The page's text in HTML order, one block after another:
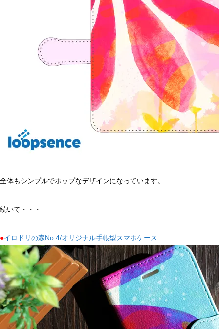
全体もシンプルでポップなデザインになっています。
続いて・・・
●イロドリの森No.4/オリジナル手帳型スマホケース